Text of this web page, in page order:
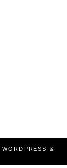
WORDPRESS
&